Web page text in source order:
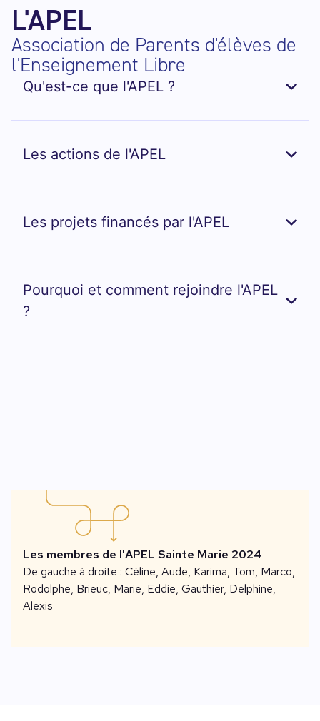
L'APEL
Association de Parents d'élèves de
l'Enseignement Libre
Qu'est-ce que l'APEL ?
Les actions de l'APEL
Les projets financés par l'APEL
Pourquoi et comment rejoindre l'APEL
?
Les membres de l'APEL Sainte Marie 2024
De gauche à droite : Céline, Aude, Karima, Tom, Marco,
Rodolphe, Brieuc, Marie, Eddie, Gauthier, Delphine,
Alexis